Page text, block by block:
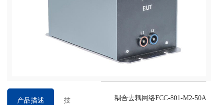
产品描述
技
耦合去耦网络FCC-801-M2-50A